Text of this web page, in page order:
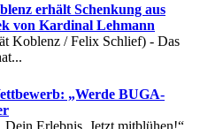
erhält Schenkung aus
von Kardinal Lehmann
Koblenz / Felix Schlief) - Das
„Werde BUGA-
Erlebnis. Jetzt mitblühen!“...